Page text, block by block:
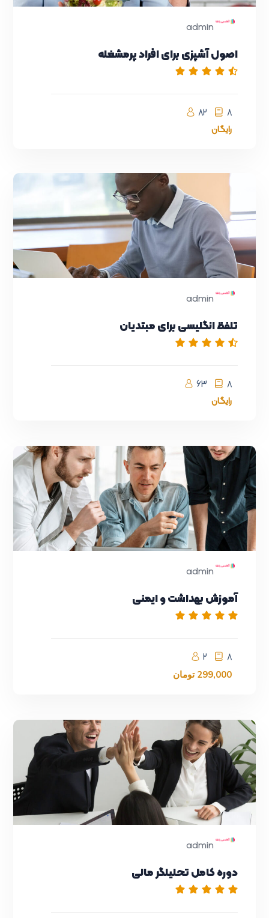
admin
اصول آشپزی برای افراد پرمشغله
82
8
رایگان
admin
تلفظ انگلیسی برای مبتدیان
63
8
رایگان
admin
آموزش بهداشت و ایمنی
2 8
299,000 تومان
admin
دوره کامل تحلیلگر مالی